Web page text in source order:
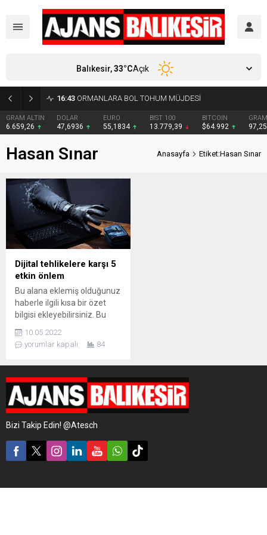
16:43 ORMANLARA BOL TOHUM MÜJDESİ
GRAM ALTIN
6.659,26
DOLAR
47,6936
EURO
55,1834
BIST 100
13.779,39
BITCOIN
$64.992
Balıkesir,33°CAçık
Hasan Sınar Anasayfa Etiket:Hasan Sınar
Dijital tehlikelere karşı 5
etkin önlem
Bu alana eklemiş olduğunuz
haberle ilgili kısa bir özet
bilgisi ekleyebilirsiniz. Bu
sayfasında "Özet"
bölümünden eklenebilir.
şekilde gösterilir,
eklenmemişse bu alan boş
kalır.
10.05.2022
yorumlar kapalı
84
Bizi Takip Edin! @Atesch